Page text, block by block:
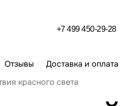
+7 499 450-29-28
Отзывы Доставка и оплата
красного света